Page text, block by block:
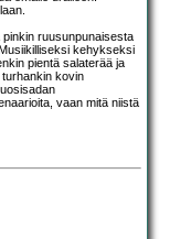
ruusunpunaisesta
kehykseksi
pientä salaterää ja
kovin
vaan mitä niistä